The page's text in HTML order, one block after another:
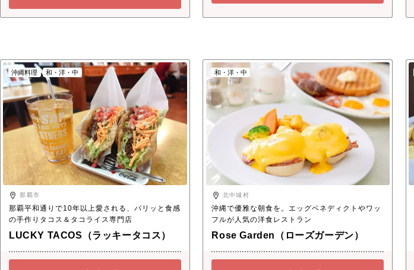
沖縄料理 和・洋・中
那覇市
那覇平和通りで10年以上愛される、パリッと食感
の手作りタコス＆タコライス専門店
LUCKY TACOS（ラッキータコス）
和・洋・中
北中城村
沖縄で優雅な朝食を。エッグベネディクトやワッ
フルが人気の洋食レストラン
Rose Garden（ローズガーデン）